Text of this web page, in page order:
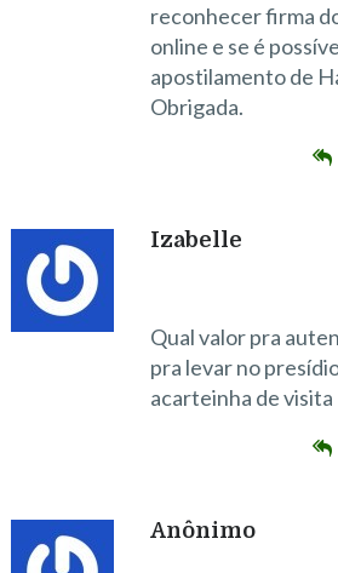
reconhecer firma
online e se é
apostilamento de
Obrigada.
Izabelle
Qual valor pra
pra levar no
acarteinha de visita
Anônimo